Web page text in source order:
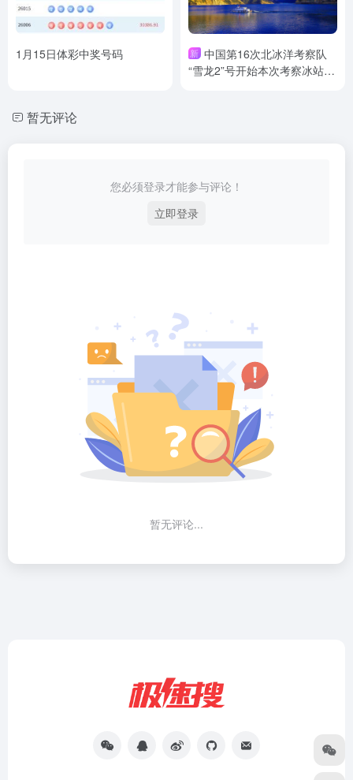
1月15日体彩中奖号码 新 中国第16次北冰洋考察队
“雪龙2”号开始本次考察冰站调
暂无评论
您必须登录才能参与评论！
立即登录
暂无评论...